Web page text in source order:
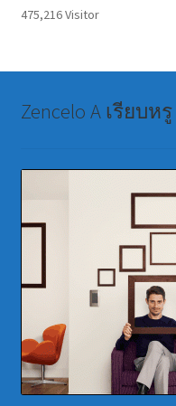
475,216 Visitor
Zencelo A เรียบห